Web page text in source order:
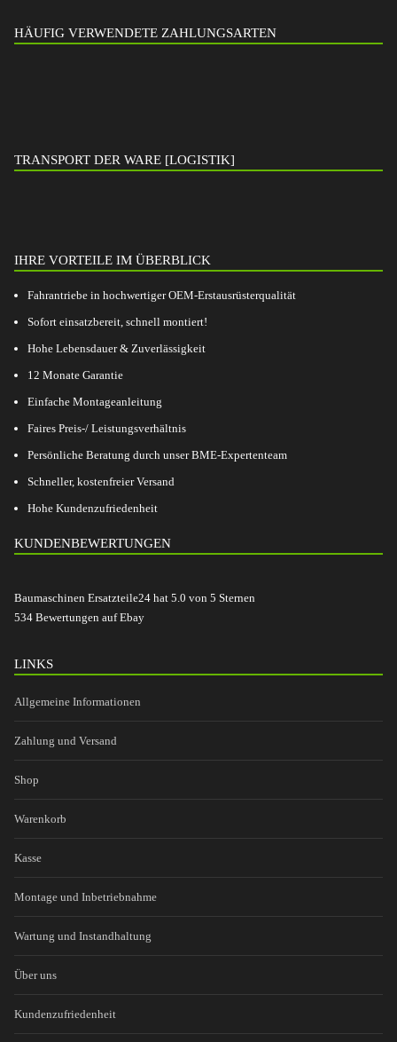
HÄUFIG VERWENDETE ZAHLUNGSARTEN
TRANSPORT DER WARE [LOGISTIK]
IHRE VORTEILE IM ÜBERBLICK
Fahrantriebe in hochwertiger OEM-Erstausrüsterqualität
Sofort einsatzbereit, schnell montiert!
Hohe Lebensdauer & Zuverlässigkeit
12 Monate Garantie
Einfache Montageanleitung
Faires Preis-/ Leistungsverhältnis
Persönliche Beratung durch unser BME-Expertenteam
Schneller, kostenfreier Versand
Hohe Kundenzufriedenheit
KUNDENBEWERTUNGEN
Baumaschinen Ersatzteile24 hat 5.0 von 5 Sternen
534 Bewertungen auf Ebay
LINKS
Allgemeine Informationen
Zahlung und Versand
Shop
Warenkorb
Kasse
Montage und Inbetriebnahme
Wartung und Instandhaltung
Über uns
Kundenzufriedenheit